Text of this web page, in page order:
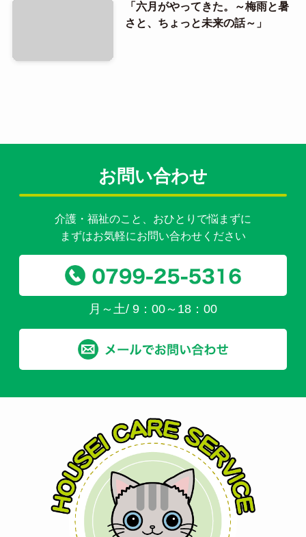
「六月がやってきた。～梅雨と暑
さと、ちょっと未来の話～」
お問い合わせ
介護・福祉のこと、おひとりで悩まずに
まずはお気軽にお問い合わせください
月～土/ 9：00～18：00